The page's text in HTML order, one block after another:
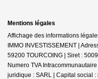
Mentions légales
Affichage des informations
IMMO INVESTISSEMENT |
59200 TOURCOING | Siret :
Numero TVA
juridique : SARL | Capital social